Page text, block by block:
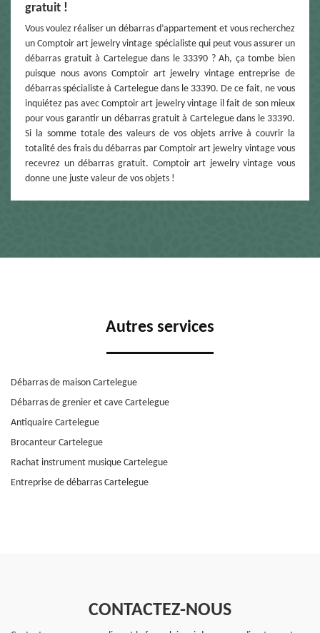
gratuit !
Vous voulez réaliser un débarras d’appartement et vous recherchez
un Comptoir art jewelry vintage spécialiste qui peut vous assurer un
débarras gratuit à Cartelegue dans le 33390 ? Ah, ça tombe bien
puisque nous avons Comptoir art jewelry vintage entreprise de
débarras spécialiste à Cartelegue dans le 33390. De ce fait, ne vous
inquiétez pas avec Comptoir art jewelry vintage il fait de son mieux
pour vous garantir un débarras gratuit à Cartelegue dans le 33390.
Si la somme totale des valeurs de vos objets arrive à couvrir la
totalité des frais du débarras par Comptoir art jewelry vintage vous
recevrez un débarras gratuit. Comptoir art jewelry vintage vous
donne une juste valeur de vos objets !
Autres services
Débarras de maison Cartelegue
Débarras de grenier et cave Cartelegue
Antiquaire Cartelegue
Brocanteur Cartelegue
Rachat instrument musique Cartelegue
Entreprise de débarras Cartelegue
CONTACTEZ-NOUS